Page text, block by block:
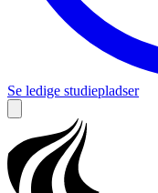
Se ledige studiepladser